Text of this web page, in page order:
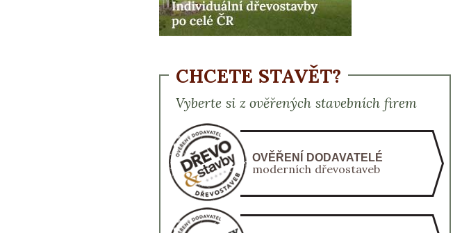
CHCETE STAVĚT?
Vyberte si z ověřených stavebních firem
OVĚŘENÍ DODAVATELÉ
moderních dřevostaveb